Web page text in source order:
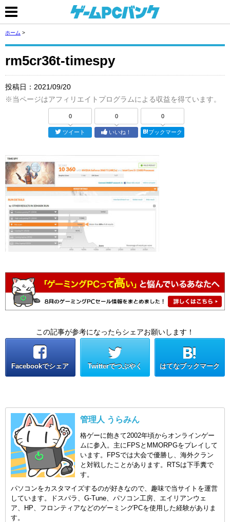
ホーム >
rm5cr36t-timespy
投稿日： 2021/09/20
※当ページはアフィリエイトプログラムによる収益を得ています。
0
ツイート
0
いいね！
0
ブックマーク
この記事が参考になったらシェアお願いします！
Facebookでシェア Twitterでつぶやく はてなブックマーク
管理人 うらみん
格ゲーに飽きて2002年頃からオンラインゲー
ムに参入。主にFPSとMMORPGをプレイして
います。FPSでは大会で優勝し、海外クラン
と対戦したことがあります。RTSは下手糞で
す。
パソコンをカスタマイズするのが好きなので、趣味で当サイトを運営
しています。ドスパラ、G-Tune、パソコン工房、エイリアンウェ
ア、HP、フロンティアなどのゲーミングPCを使用した経験がありま
す。